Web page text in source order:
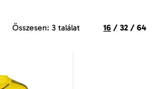
Összesen: 3 találat 16 / 32 / 64